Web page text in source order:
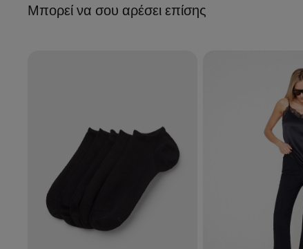
Μπορεί να σου αρέσει επίσης